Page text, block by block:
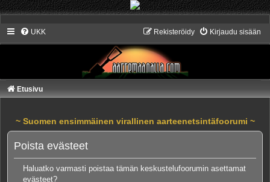
UKK Kirjaudu sisään
Rekisteröidy
Etusivu
~ Suomen ensimmäinen virallinen aarteenetsintäfoorumi ~
Poista evästeet
Haluatko varmasti poistaa tämän keskustelufoorumin asettamat
evästeet?